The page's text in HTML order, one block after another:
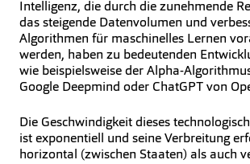
Intelligenz, die durch die zunehmende
das steigende Datenvolumen und
Algorithmen für maschinelles Lernen
werden, haben zu bedeutenden
wie beispielsweise der Alpha-
Google Deepmind oder ChatGPT von
Die Geschwindigkeit dieses
ist exponentiell und seine Verbreitung
horizontal (zwischen Staaten) als auch